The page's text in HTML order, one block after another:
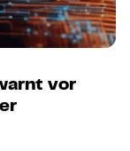
vor